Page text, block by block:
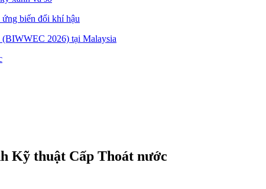
biến đổi khí hậu
2026) tại Malaysia
Kỹ thuật Cấp Thoát nước